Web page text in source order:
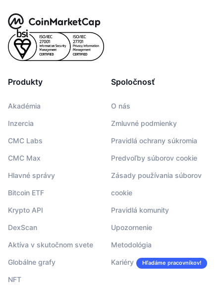
Produkty
Akadémia
Inzercia
CMC Labs
CMC Max
Hlavné správy
Bitcoin ETF
Krypto API
DexScan
Aktíva v skutočnom svete
Globálne grafy
NFT
Spoločnosť
O nás
Zmluvné podmienky
Pravidlá ochrany súkromia
Predvoľby súborov cookie
Zásady používania súborov
cookie
Pravidlá komunity
Upozornenie
Metodológia
Kariéry Hľadáme pracovníkov!